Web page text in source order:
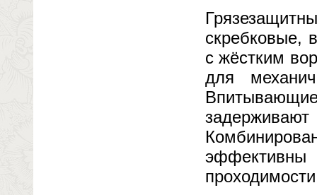
скребковые,
с жёстким
для